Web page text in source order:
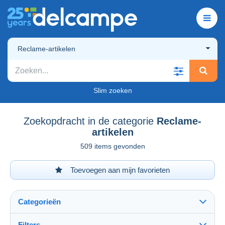
Reclame-artikelen
Slim zoeken
Zoekopdracht in de categorie Reclame-
artikelen
509 items gevonden
Toevoegen aan mijn favorieten
Categorieën